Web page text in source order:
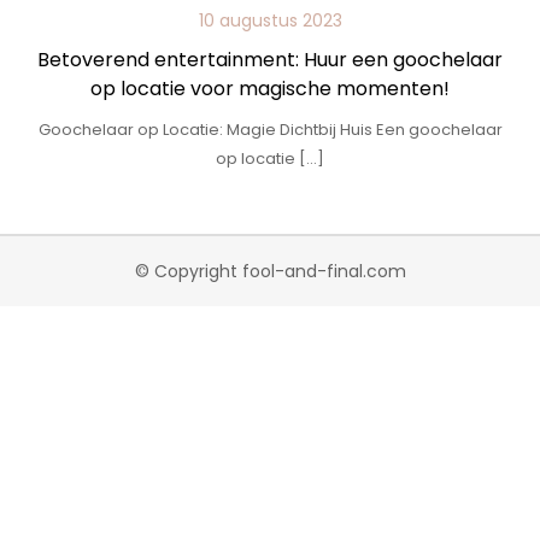
10 augustus 2023
Betoverend entertainment: Huur een goochelaar
op locatie voor magische momenten!
Goochelaar op Locatie: Magie Dichtbij Huis Een goochelaar
op locatie […]
© Copyright fool-and-final.com